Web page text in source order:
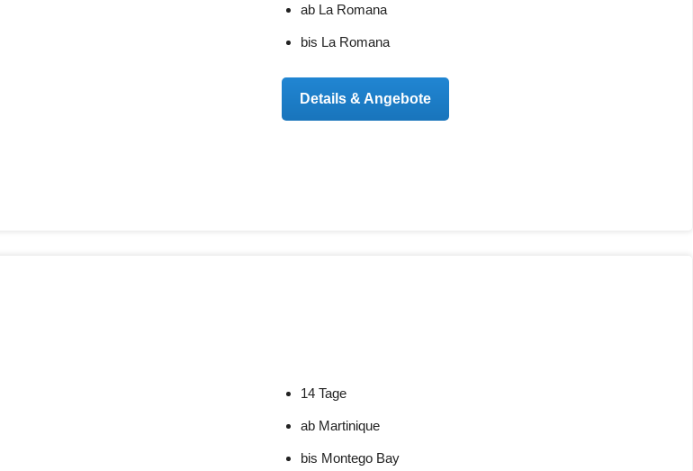
ab La Romana
bis La Romana
Details & Angebote
14 Tage
ab Martinique
bis Montego Bay